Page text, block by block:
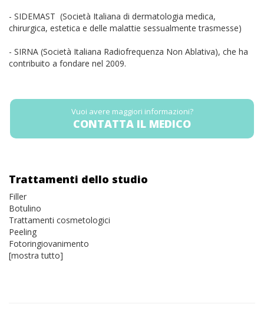
- SIDEMAST (Società Italiana di dermatologia medica,
chirurgica, estetica e delle malattie sessualmente trasmesse)
- SIRNA (Società Italiana Radiofrequenza Non Ablativa), che ha
contribuito a fondare nel 2009.
Vuoi avere maggiori informazioni?
CONTATTA IL MEDICO
Trattamenti dello studio
Filler
Botulino
Trattamenti cosmetologici
Peeling
Fotoringiovanimento
[mostra tutto]